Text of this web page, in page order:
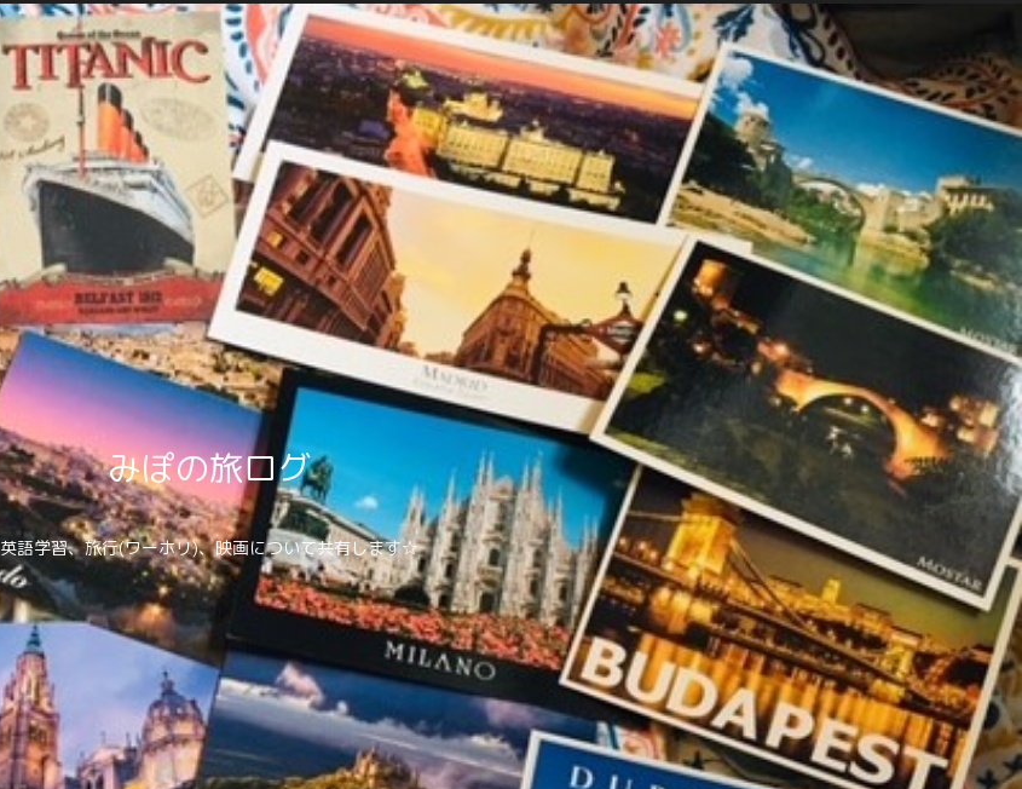
みぽの旅ログ
英語学習、旅行(ワーホリ)、映画について共有します☆